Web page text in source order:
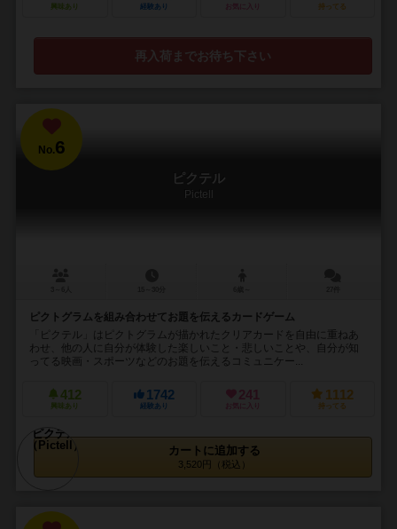
興味あり 経験あり お気に入り 持ってる
再入荷までお待ち下さい
No.6
ピクテル
Pictell
ピクトグラムを組み合わせてお題を伝えるカードゲーム
「ピクテル」はピクトグラムが描かれたクリアカードを自由に重ねあ
わせ、他の人に自分が体験した楽しいこと・悲しいことや、自分が知
ってる映画・スポーツなどのお題を伝えるコミュニケー...
412
興味あり
1742
経験あり
241
お気に入り
1112
持ってる
カートに追加する
3,520円（税込）